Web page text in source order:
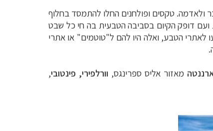
טקסים ופולחנים החלו להתמסד בחלוף
ועם דופק הקיום בסביבה הטבעית בה חי כל שבט
לאתרי הטבע, ואלה היו להם ל"טוטמים" או אתרי
מאזור אליס ספרינגס, וורלפירי, פינטובי,